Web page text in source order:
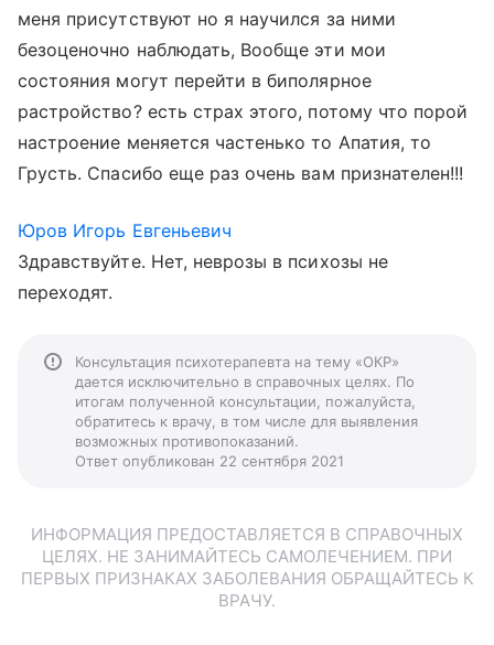
меня присутствуют но я научился за ними
безоценочно наблюдать, Вообще эти мои
состояния могут перейти в биполярное
растройство? есть страх этого, потому что порой
настроение меняется частенько то Апатия, то
Грусть. Спасибо еще раз очень вам признателен!!!
Юров Игорь Евгеньевич
Здравствуйте. Нет, неврозы в психозы не
переходят.
Консультация психотерапевта на тему «ОКР»
дается исключительно в справочных целях. По
итогам полученной консультации, пожалуйста,
обратитесь к врачу, в том числе для выявления
возможных противопоказаний.
Ответ опубликован 22 сентября 2021
ИНФОРМАЦИЯ ПРЕДОСТАВЛЯЕТСЯ В СПРАВОЧНЫХ
ЦЕЛЯХ. НЕ ЗАНИМАЙТЕСЬ САМОЛЕЧЕНИЕМ. ПРИ
ПЕРВЫХ ПРИЗНАКАХ ЗАБОЛЕВАНИЯ ОБРАЩАЙТЕСЬ К
ВРАЧУ.